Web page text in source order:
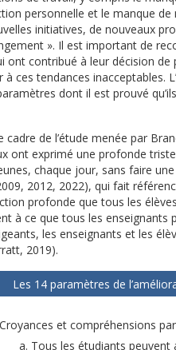
personnelle et le manque
initiatives, de nouveaux
». Il est important de
contribué à leur décision
ces tendances inacceptables.
dont il est prouvé
de l’étude menée par
ont exprimé une profonde
chaque jour, sans faire
2012, 2022), qui fait
profonde que tous les
à ce que tous les
les enseignants et les
2019).
Les 14 paramètres de
Croyances et compréhensions
Tous les étudiants peuvent